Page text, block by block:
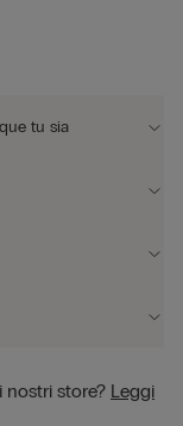
tu sia
nostri store? Leggi